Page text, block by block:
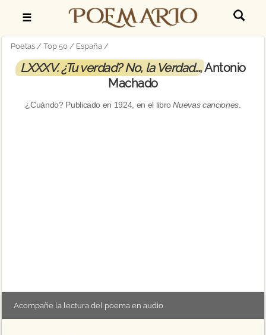
☰
Poetas Top 50 España
LXXXV. ¿Tu verdad? No, la Verdad…, Antonio
Machado
¿Cuándo? Publicado en 1924, en el libroNuevas canciones.
Acompañe la lectura del poema en audio